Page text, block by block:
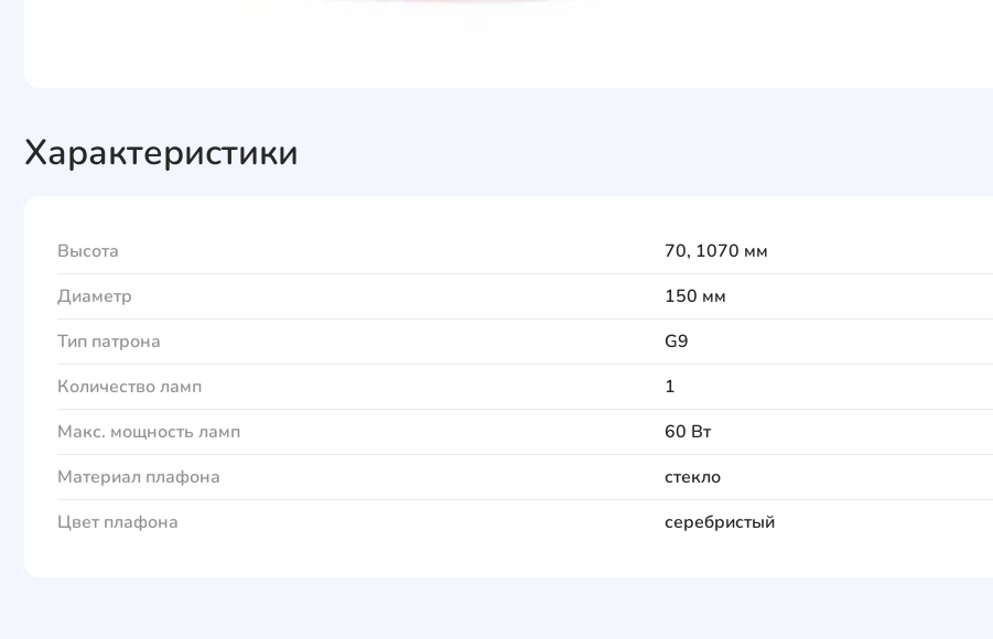
Характеристики
Высота
70, 1070 мм
Диаметр
150 мм
Тип патрона
G9
Количество ламп
1
Макс. мощность ламп
60 Вт
Материал плафона
стекло
Цвет плафона
серебристый